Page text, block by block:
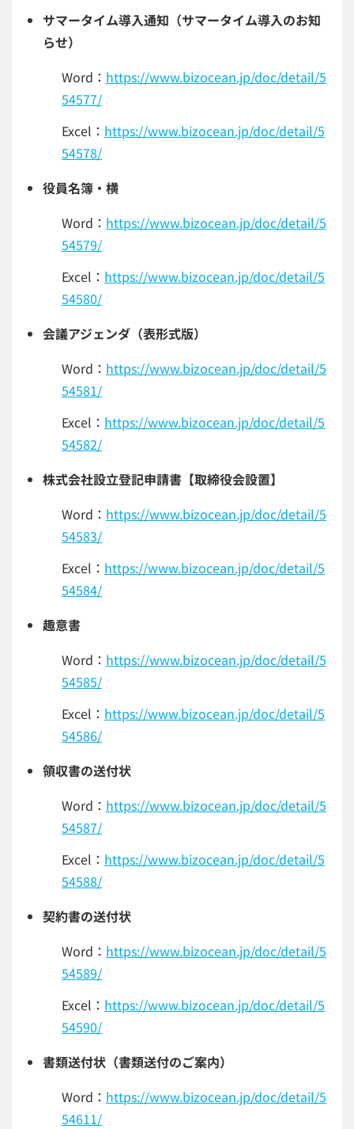
サマータイム導入通知（サマータイム導入のお知
らせ）
Word： https://www.bizocean.jp/doc/detail/5
54577/
Excel： https://www.bizocean.jp/doc/detail/5
54578/
役員名簿・横
Word： https://www.bizocean.jp/doc/detail/5
54579/
Excel： https://www.bizocean.jp/doc/detail/5
54580/
会議アジェンダ（表形式版）
Word： https://www.bizocean.jp/doc/detail/5
54581/
Excel： https://www.bizocean.jp/doc/detail/5
54582/
株式会社設立登記申請書【取締役会設置】
Word： https://www.bizocean.jp/doc/detail/5
54583/
Excel： https://www.bizocean.jp/doc/detail/5
54584/
趣意書
Word： https://www.bizocean.jp/doc/detail/5
54585/
Excel： https://www.bizocean.jp/doc/detail/5
54586/
領収書の送付状
Word： https://www.bizocean.jp/doc/detail/5
54587/
Excel： https://www.bizocean.jp/doc/detail/5
54588/
契約書の送付状
Word： https://www.bizocean.jp/doc/detail/5
54589/
Excel： https://www.bizocean.jp/doc/detail/5
54590/
書類送付状（書類送付のご案内）
Word： https://www.bizocean.jp/doc/detail/5
54611/